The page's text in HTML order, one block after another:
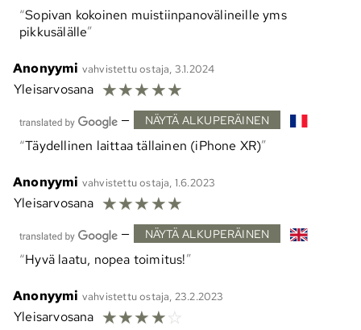
Sopivan kokoinen muistiinpanovälineille yms
pikkusälälle
Anonyymi vahvistettu ostaja, 3.1.2024
Yleisarvosana ☆☆☆☆☆
— NÄYTÄ ALKUPERÄINEN
Täydellinen laittaa tällainen (iPhone XR)
Anonyymi vahvistettu ostaja, 1.6.2023
Yleisarvosana ☆☆☆☆☆
— NÄYTÄ ALKUPERÄINEN
Hyvä laatu, nopea toimitus!
Anonyymi vahvistettu ostaja, 23.2.2023
Yleisarvosana ☆☆☆☆☆